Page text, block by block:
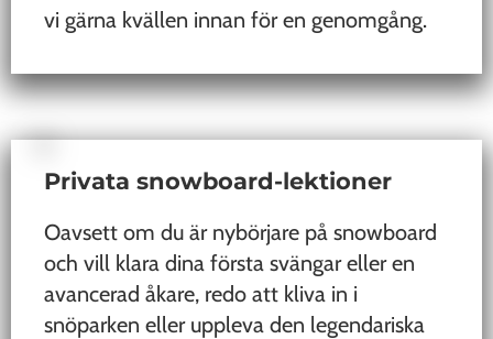
vi gärna kvällen innan för en genomgång.
Privata snowboard-lektioner
Oavsett om du är nybörjare på snowboard
och vill klara dina första svängar eller en
avancerad åkare, redo att kliva in i
snöparken eller uppleva den legendariska